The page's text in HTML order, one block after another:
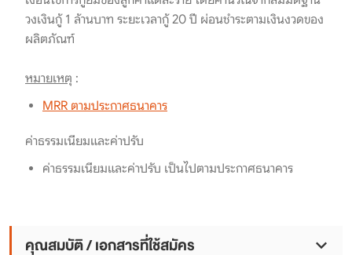
วงเงินกู้ 1 ล้านบาท ระยะเวลากู้ 20 ปี ผ่อนชำระตามเงินงวดของ
ผลิตภัณฑ์
หมายเหตุ :
MRR ตามประกาศธนาคาร
ค่าธรรมเนียมและค่าปรับ
ค่าธรรมเนียมและค่าปรับ เป็นไปตามประกาศธนาคาร
คุณสมบัติ / เอกสารที่ใช้สมัคร